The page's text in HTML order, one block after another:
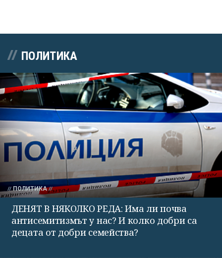
ПОЛИТИКА
ПОЛИТИКА
ДЕНЯТ В НЯКОЛКО РЕДА: Има ли почва
антисемитизмът у нас? И колко добри са
децата от добри семейства?